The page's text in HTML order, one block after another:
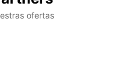
ofertas